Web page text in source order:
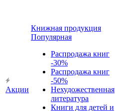
Акции
Книжная продукция
Популярная
Распродажа книг
-30%
Распродажа книг
-50%
Нехудожественная
литература
Книги для детей и